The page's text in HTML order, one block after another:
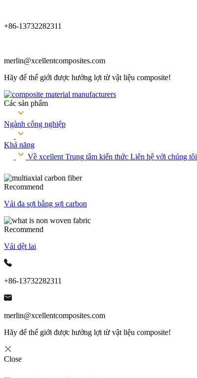
+86-13732282311
merlin@xcellentcomposites.com
Hãy để thế giới được hưởng lợi từ vật liệu composite!
Các sản phẩm
Ngành công nghiệp
Khả năng
Về xcellent Trung tâm kiến ​​thức Liên hệ với chúng tôi
Recommend
Vải đa sợi bằng sợi carbon
Recommend
Vải dệt lai
+86-13732282311
merlin@xcellentcomposites.com
Hãy để thế giới được hưởng lợi từ vật liệu composite!
Close